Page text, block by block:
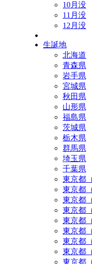
10月没
11月没
12月没
生誕地
北海道
青森県
岩手県
宮城県
秋田県
山形県
福島県
茨城県
栃木県
群馬県
埼玉県
千葉県
東京都
東京都
東京都
東京都
東京都
東京都
東京都
東京都
東京都